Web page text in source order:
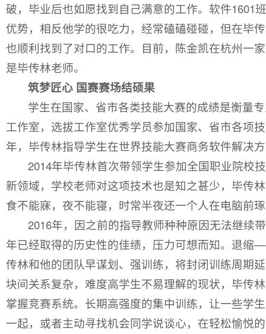
破，毕业后也如愿找到自己满意的工作。软件1601
优势，相反他学的很吃力，经常磕磕碰碰，但在毕
也顺利找到了对口的工作。目前，陈金凯在杭州一
是毕传林老师。
筑梦匠心 国赛赛场结硕果
学生在国家、省市各类技能大赛的成绩是衡量
工作室，选拔工作室优秀学员参加国家、省市各项
年，毕传林指导学生在世界技能大赛商务软件解决
2014年毕传林首次带领学生参加全国职业院校
新领域，学校老师对这项技术也是知之甚少，毕传
食不能寐，夜不能寝，时常半夜还一个人在电脑前
2016年，因之前的指导教师种种原因无法继续
年已经取得的历史性的佳绩，压力可想而知。退
传林和他的团队早谋划、强训练，将封闭训练周期
块间关系复杂，难度高学生不易理解的现状，毕传
掌握竞赛系统。长期高强度的集中训练，让一些学
一起，或者主动寻找机会同学说谈心，在轻松愉悦